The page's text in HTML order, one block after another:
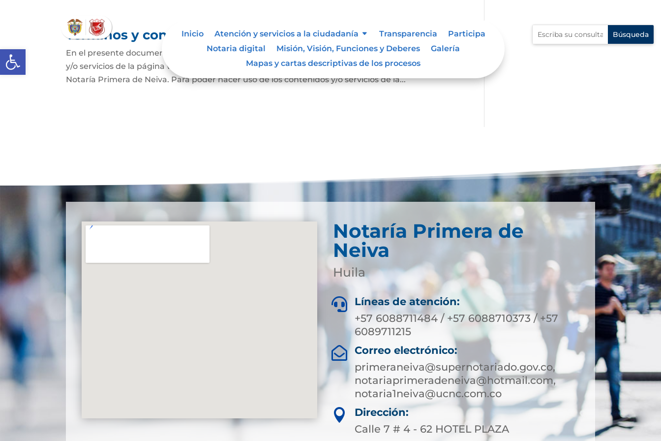
Abrir barra de herramientas
Inicio Atención y servicios a la ciudadanía Transparencia
Participa
Notaria digital
Misión, Visión, Funciones y Deberes
Galería
Mapas y cartas descriptivas de los procesos
Términos y condiciones
En el presente documento se establecen los términos y condiciones para el uso de contenidos
y/o servicios de la página web https://www.notaria1neiva.com.co/ de la cual es comodatario
Notaría Primera de Neiva. Para poder hacer uso de los contenidos y/o servicios de la...
Notaría Primera de
Neiva
Huila

Líneas de atención:
+57 6088711484 / +57 6088710373 / +57
6089711215

Correo electrónico:
primeraneiva@supernotariado.gov.co,
notariaprimeradeneiva@hotmail.com,
notaria1neiva@ucnc.com.co

Dirección:
Calle 7 # 4 - 62 HOTEL PLAZA